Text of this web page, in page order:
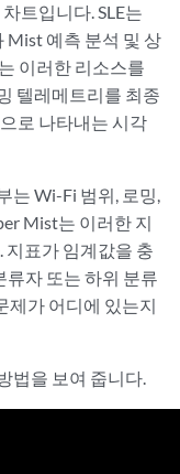
트입니다. SLE는
Mist 예측 분석 및 상
이러한 리소스를
텔레메트리를 최종
로 나타내는 시각
는 Wi-Fi 범위, 로밍,
Mist는 이러한 지
지표가 임계값을 충
자 또는 하위 분류
제가 어디에 있는지
법을 보여 줍니다.